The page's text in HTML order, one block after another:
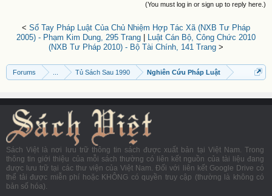
(You must log in or sign up to reply here.)
< Sổ Tay Pháp Luật Của Chủ Nhiệm Hợp Tác Xã (NXB Tư Pháp
2005) - Phạm Kim Dung, 295 Trang
Luật Cán Bộ, Công Chức 2010
(NXB Tư Pháp 2010) - Bộ Tài Chính, 141 Trang >
Forums Tủ Sách Sau 1990 Nghiên Cứu Pháp Luật
Sách Việt là nơi lưu trữ thông tin sách được xuất bản tại Việt Nam. Trong
thông tin giới thiệu của mỗi sách thường có liên kết nguồn của tài liệu đang
được lưu trữ tại các thư viện của Việt Nam. Đối với liên kết Google Drive có
thể tải được miễn phí hoặc KHÔNG có quyền truy cập (thường là không có
bản số hóa).